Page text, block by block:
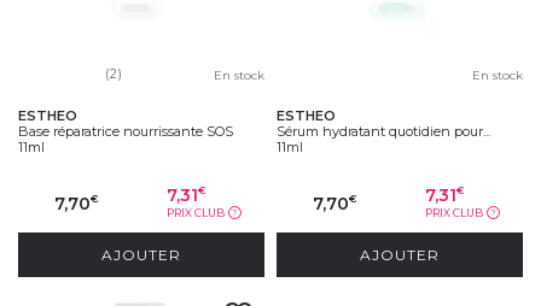
(2) En stock
ESTHEO
Base réparatrice nourrissante SOS
11ml
7,70€ 7,31€
PRIX CLUB ?
AJOUTER
En stock
ESTHEO
Sérum hydratant quotidien pour...
11ml
7,70€ 7,31€
PRIX CLUB ?
AJOUTER